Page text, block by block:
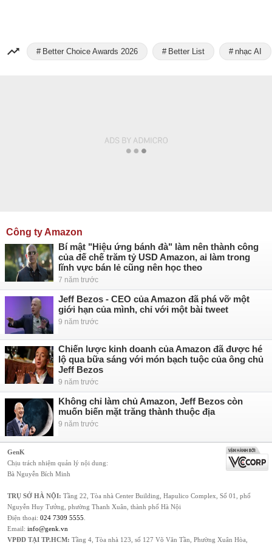
Better Choice Awards 2026 Better List nhạc AI
Công ty Amazon
Bí mật "Hiệu ứng bánh đà" làm nên thành công
của đế chế trăm tỷ USD Amazon, ai làm trong
lĩnh vực bán lẻ cũng nên học theo
7 năm trước
Jeff Bezos - CEO của Amazon đã phá vỡ một
giới hạn của mình, chỉ với một bài tweet
9 năm trước
Chiến lược kinh doanh của Amazon đã được hé
lộ qua bữa sáng với món bạch tuộc của ông chủ
Jeff Bezos
9 năm trước
Không chỉ làm chủ Amazon, Jeff Bezos còn
muốn biến mặt trăng thành thuộc địa
9 năm trước
GenK
Chịu trách nhiệm quản lý nội dung:
Bà Nguyễn Bích Minh
TRỤ SỞ HÀ NỘI: Tầng 22, Tòa nhà Center Building, Hapulico Complex, Số 01, phố
Nguyễn Huy Tưởng, phường Thanh Xuân, thành phố Hà Nội
Điện thoại: 024 7309 5555
Email: info@genk.vn
VPĐD TẠI TP.HCM: Tầng 4, Tòa nhà 123, số 127 Võ Văn Tần, Phường Xuân Hòa,